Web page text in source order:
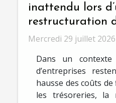
inattendu lors
restructuration
Mercredi 29 juillet
Dans un
d’entreprises
hausse des coûts
les trésoreries, la